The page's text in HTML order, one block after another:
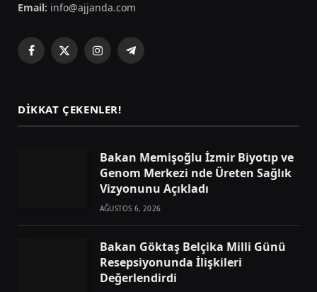
Email: info@ajjanda.com
Facebook
X
InstagramTelegram
DIKKAT ÇEKENLER!
Bakan Memişoğlu İzmir Biyotıp ve
Genom Merkezi nde Üreten Sağlık
Vizyonunu Açıkladı
AĞUSTOS 6, 2026
Bakan Göktaş Belçika Milli Günü
Resepsiyonunda İlişkileri
Değerlendirdi